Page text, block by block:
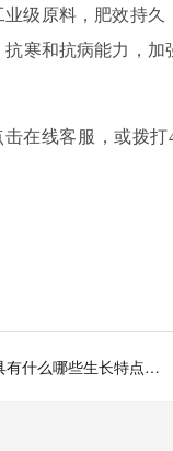
级原料，肥效持久
寒和抗病能力，加
在线客服，或拨打
大葱种子和果实具有什么哪些生长特点？葱满满大葱种植技术